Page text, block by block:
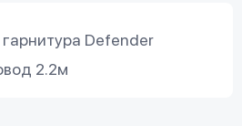
Defender
2.2м